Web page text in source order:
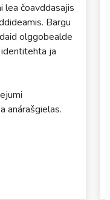
lea čoavddasajis
Bargu
olggobealde
ja
anárašgielas.